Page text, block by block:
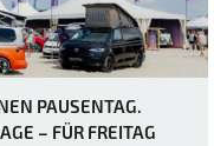
PAUSENTAG.
– FÜR FREITAG